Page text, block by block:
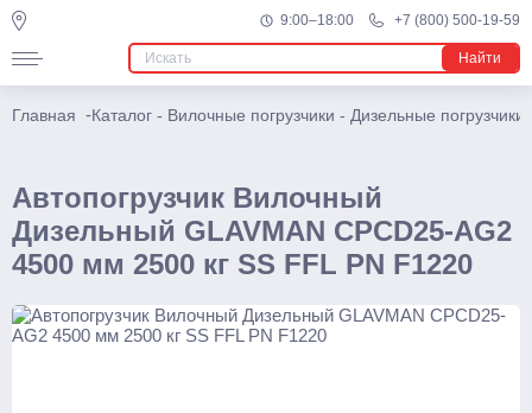
9:00–18:00 +7 (800) 500-19-59
Найти
Главная -Каталог - Вилочные погрузчики - Дизельные погрузчики
Автопогрузчик Вилочный
Дизельный GLAVMAN CPCD25-AG2
4500 мм 2500 кг SS FFL PN F1220
Ричтраки
Мини
Электрические
Узкопроходные штабелеры
Подъемники
Несамоходные